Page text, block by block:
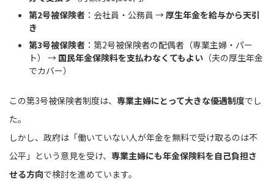
第2号被保険者 ：会社員・公務員 →厚生年金を給与から天引
き
第3号被保険者 ：第2号被保険者の配偶者（専業主婦・パー
ト） → 国民年金保険料を支払わなくてもよい （夫の厚生年金
でカバー）
この第3号被保険者制度は、 専業主婦にとって大きな優遇制度でし
た。
しかし、政府は「働いていない人が年金を無料で受け取るのは不
公平」という意見を受け、 専業主婦にも年金保険料を自己負担さ
せる方向で検討を進めています。